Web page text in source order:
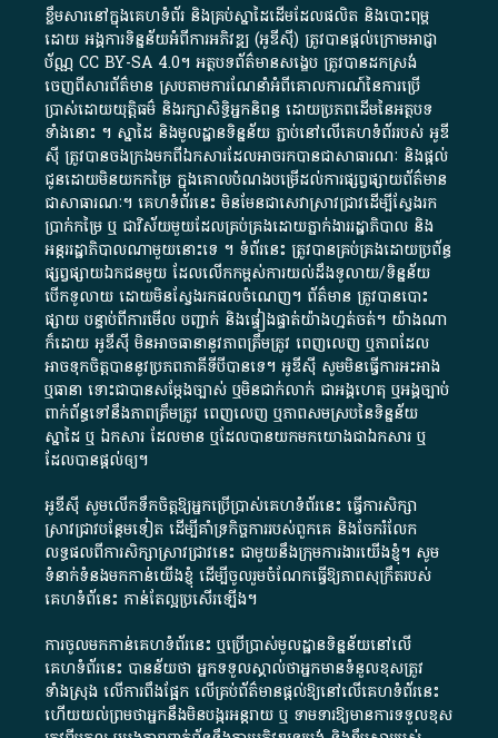
ខ្លឹមសារ​នៅ​ក្នុង​គេហទំព័រ និង​គ្រប់​ស្នា​ដៃ​ដើម​ដែល​ផលិត​ និង​បោះពុម្ព​
ដោយ​ អង្គការ​ទិន្នន័យ​អំពី​ការអភិវឌ្ឍ​​ (អូ​ឌី​ស៊ី)​ ត្រូវ​បាន​ផ្តល់​ក្រោម​អាជ្ញា
ប័ណ្ណ​CC BY-SA 4.0។​ អត្ថបទ​ព័ត៌មាន​សង្ខេប​ ត្រូវ​បាន​ដកស្រង់​
ចេញពី​សារព័ត៌មាន ស្របតាមការ​ណែនាំ​អំពី​គោលការណ៍​នៃ​ការ​ប្រើ
ប្រាស់​ដោយ​យុត្តិធម៌​ និង​រក្សាសិទ្ធិអ្នកនិពន្ធ ដោយ​ប្រភពដើម​នៃ​​អត្ថបទ
ទាំង​នោះ​ ។​ ស្នាដៃ​ និង​មូលដ្ឋាន​ទិន្នន័យ ​ភ្ជាប់​នៅ​លើ​គេហទំព័រ​របស់​ អូ​ឌី​
ស៊ី​ ត្រូវ​បាន​ចងក្រង​មក​ពី​ឯកសារ​ដែល​អាច​រក​បានជា​សាធារណៈ​ និង​ផ្តល់​
ជូន​ដោយ​មិន​យក​កម្រៃ​ ក្នុង​គោលបំណង​បម្រើ​ដល់ការ​ផ្សព្វផ្សាយ​ព័ត៌មាន​
ជា​សាធារណៈ​។​ គេហទំព័រ​នេះ​ មិនមែន​ជា​សេវា​ស្រាវជ្រាវ​ដើម្បី​ស្វែងរក
ប្រាក់​កម្រៃ​ ឬ​ ជា​វិស័យ​មួយ​ដែល​គ្រប់គ្រង​ដោយ​ភ្នាក់ងារ​រដ្ឋាភិបាល​ និង ​
អន្តររដ្ឋាភិបាល​ណាមួយ​នោះ​ទេ ​។​ ទំព័រ​នេះ​ ត្រូវ​បាន​គ្រប់គ្រង​ដោយ​ប្រព័ន្ធ​
ផ្សព្វផ្សាយ​ឯកជន​មួយ​ ដែល​លើកកម្ពស់​ការ​យល់​ដឹង​ទូលាយ​/​ទិន្នន័យ​
បើក​ទូលាយ​ ដោយ​មិនស្វែង​រក​ផល​ចំណេញ​។​ ព័ត៌មាន​ ត្រូវ​បាន​បោះ
ផ្សាយ​ បន្ទាប់​ពី​ការ​មើល​ បញ្ជាក់​ និង​ផ្ទៀងផ្ទាត់​យ៉ាង​ហ្មត់ចត់​។​ យ៉ាងណា​
ក៏​ដោយ​ អូ​ឌី​ស៊ី​ មិន​អាច​ធានា​នូវ​ភាព​ត្រឹមត្រូវ​ ពេញលេញ​ ឬ​ភាព​ដែល​
អាច​ទុកចិត្ត​បាននូវ​ប្រភព​ភាគី​ទី​បី​បាន​ទេ​។​ អូ​ឌី​ស៊ី​ សូម​មិន​ធ្វើការ​អះអាង​
ឬ​ធានា​ ទោះជា​បាន​សម្តែង​ច្បាស់​ ឬ​មិន​ជាក់លាក់​ ជា​អង្គហេតុ​ ឬ​អង្គច្បាប់​
ពាក់ព័ន្ធ​ទៅ​នឹង​ភាព​ត្រឹមត្រូវ​ ពេញលេញ​ ឬ​ភាព​សម​ស្រប​នៃ​ទិន្នន័យ​
ស្នាដៃ​ ឬ​ ឯកសារ​ ដែល​មាន​ ឬ​ដែល​បាន​យក​មក​យោង​ជា​ឯកសារ​ ឬ​
ដែល​បាន​ផ្តល់​ឲ្យ​។
អូឌីស៊ី សូមលើកទឹកចិត្តឱ្យអ្នកប្រើប្រាស់គេហទំព័រនេះ ធ្វើការសិក្សា
ស្រាវជ្រាវបន្ថែមទៀត ដើម្បីគាំទ្រកិច្ចការ​របស់ពួកគេ និងចែករំលែក
លទ្ធផលពីការសិក្សាស្រាវជ្រាវនេះ ជាមួយនឹងក្រុមការងារយើងខ្ញុំ។ សូម
ទំនាក់ទំនងមកកាន់យើងខ្ញុំ ដើម្បីចូលរួមចំណែកធ្វើឱ្យភាពសុក្រឹតរបស់
គេហទំព័នេះ កាន់តែល្អប្រសើរឡើង។
ការចូលមកកាន់គេហទំព័រនេះ ឬប្រើប្រាស់មូលដ្ឋានទិន្នន័យនៅលើ
គេហទំព័រនេះ បានន័យថា អ្នកទទួលស្គាល់ថាអ្នកមានទំនួលខុសត្រូវ
ទាំងស្រុង លើការពឹងផ្អែក លើគ្រប់ព័ត៌មានផ្តល់ឱ្យនៅលើគេហទំព័រនេះ
ហើយយល់ព្រមថាអ្នកនឹងមិនបង្ករអន្តរាយ ឬ ទាមទារ​ឱ្យមានការទទួលខុស​